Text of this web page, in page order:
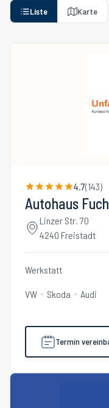
Liste Karte
4.7(143)
Autohaus
Linzer Str. 70
4240 Freistadt
Werkstatt
VW Skoda Audi
Termin